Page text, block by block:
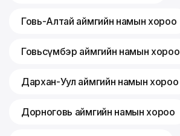
Говь-Алтай аймгийн намын хороо
Говьсүмбэр аймгийн намын хороо
Дархан-Уул аймгийн намын хороо
Дорноговь аймгийн намын хороо